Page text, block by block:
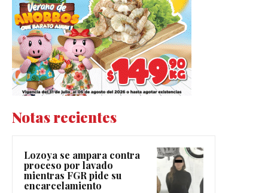
Notas recientes
Lozoya se ampara contra
proceso por lavado
mientras FGR pide su
encarcelamiento